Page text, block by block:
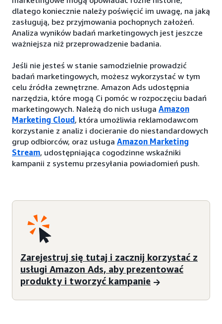
dlatego koniecznie należy poświęcić im uwagę, na jaką
zasługują, bez przyjmowania pochopnych założeń.
Analiza wyników badań marketingowych jest jeszcze
ważniejsza niż przeprowadzenie badania.
Jeśli nie jesteś w stanie samodzielnie prowadzić
badań marketingowych, możesz wykorzystać w tym
celu źródła zewnętrzne. Amazon Ads udostępnia
narzędzia, które mogą Ci pomóc w rozpoczęciu badań
marketingowych. Należą do nich usługa Amazon
Marketing Cloud , która umożliwia reklamodawcom
korzystanie z analiz i docieranie do niestandardowych
grup odbiorców, oraz usługa Amazon Marketing
Stream, udostępniająca cogodzinne wskaźniki
kampanii z systemu przesyłania powiadomień push.
Zarejestruj się tutaj i zacznij korzystać z
usługi Amazon Ads, aby prezentować
produkty i tworzyć kampanie